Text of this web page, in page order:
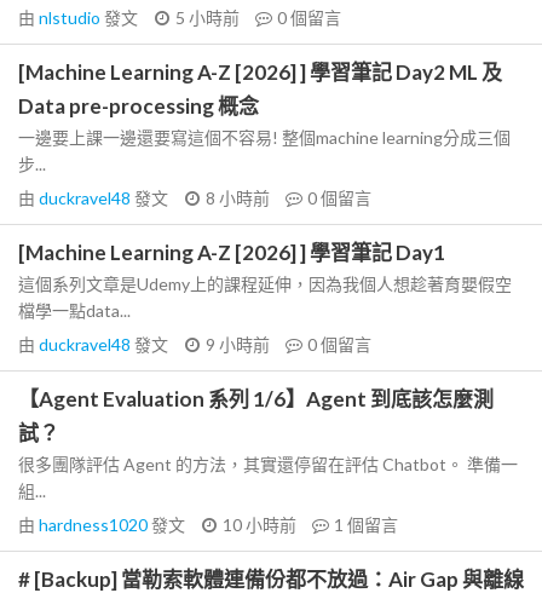
由 nlstudio 發文 5 小時前 0個留言
[Machine Learning A-Z [2026] ] 學習筆記 Day2 ML 及
Data pre-processing 概念
一邊要上課一邊還要寫這個不容易! 整個machine learning分成三個
步...
由 duckravel48 發文 8 小時前 0個留言
[Machine Learning A-Z [2026] ] 學習筆記 Day1
這個系列文章是Udemy上的課程延伸，因為我個人想趁著育嬰假空
檔學一點data...
由 duckravel48 發文 9 小時前 0個留言
【Agent Evaluation 系列 1/6】Agent 到底該怎麼測
試？
很多團隊評估 Agent 的方法，其實還停留在評估 Chatbot。 準備一
組...
由 hardness1020發文 10 小時前 1 個留言
# [Backup] 當勒索軟體連備份都不放過：Air Gap 與離線